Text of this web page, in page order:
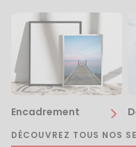
Encadrement
DÉCOUVREZ TOUS NOS